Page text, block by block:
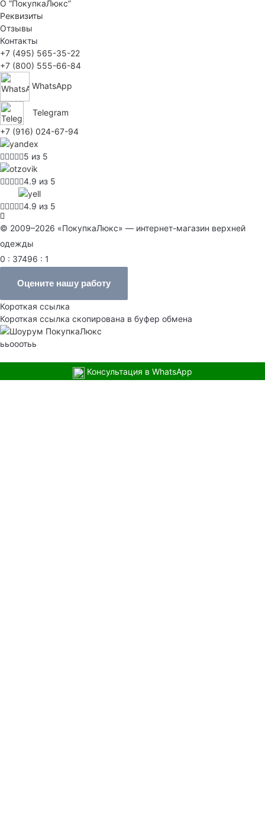
О “ПокупкаЛюкс”
Реквизиты
Отзывы
Контакты
+7 (495) 565-35-22
+7 (800) 555-66-84
WhatsApp
Telegram
+7 (916) 024-67-94
5 из 5
4.9 из 5
4.9 из 5
© 2009–2026 «ПокупкаЛюкс» — интернет-магазин верхней
одежды
0 : 37496 : 1
Оцените нашу работу
Короткая ссылка
Короткая ссылка скопирована в буфер обмена
ььооотьь
Консультация в WhatsApp